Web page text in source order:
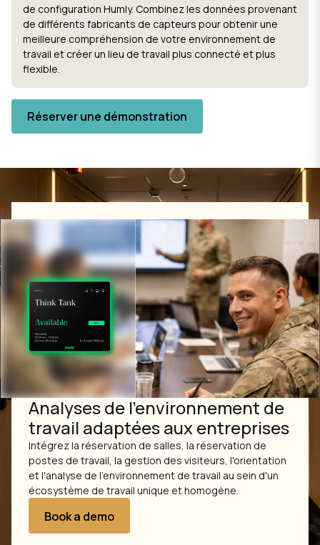
de configuration Humly. Combinez les données provenant
de différents fabricants de capteurs pour obtenir une
meilleure compréhension de votre environnement de
travail et créer un lieu de travail plus connecté et plus
flexible.
Réserver une démonstration
Analyses de l'environnement de
travail adaptées aux entreprises
Intégrez la réservation de salles, la réservation de
postes de travail, la gestion des visiteurs, l'orientation
et l'analyse de l'environnement de travail au sein d'un
écosystème de travail unique et homogène.
Book a demo